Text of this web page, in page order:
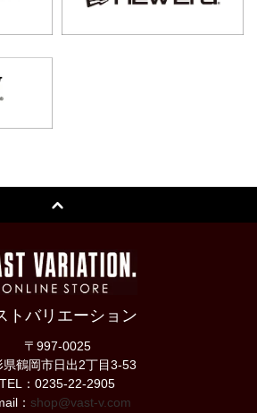
トバリエーション
〒997-0025
県鶴岡市日出2丁目3-53
TEL：0235-22-2905
： shop@vast-v.com